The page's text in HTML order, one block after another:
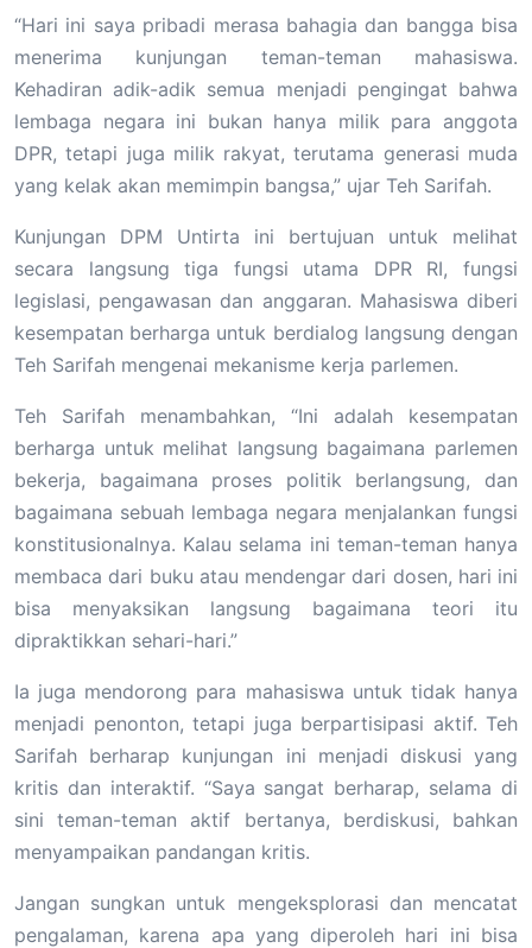
“Hari ini saya pribadi merasa bahagia dan bangga bisa
menerima kunjungan teman-teman mahasiswa.
Kehadiran adik-adik semua menjadi pengingat bahwa
lembaga negara ini bukan hanya milik para anggota
DPR, tetapi juga milik rakyat, terutama generasi muda
yang kelak akan memimpin bangsa,” ujar Teh Sarifah.
Kunjungan DPM Untirta ini bertujuan untuk melihat
secara langsung tiga fungsi utama DPR RI, fungsi
legislasi, pengawasan dan anggaran. Mahasiswa diberi
kesempatan berharga untuk berdialog langsung dengan
Teh Sarifah mengenai mekanisme kerja parlemen.
Teh Sarifah menambahkan, “Ini adalah kesempatan
berharga untuk melihat langsung bagaimana parlemen
bekerja, bagaimana proses politik berlangsung, dan
bagaimana sebuah lembaga negara menjalankan fungsi
konstitusionalnya. Kalau selama ini teman-teman hanya
membaca dari buku atau mendengar dari dosen, hari ini
bisa menyaksikan langsung bagaimana teori itu
dipraktikkan sehari-hari.”
Ia juga mendorong para mahasiswa untuk tidak hanya
menjadi penonton, tetapi juga berpartisipasi aktif. Teh
Sarifah berharap kunjungan ini menjadi diskusi yang
kritis dan interaktif. “Saya sangat berharap, selama di
sini teman-teman aktif bertanya, berdiskusi, bahkan
menyampaikan pandangan kritis.
Jangan sungkan untuk mengeksplorasi dan mencatat
pengalaman, karena apa yang diperoleh hari ini bisa